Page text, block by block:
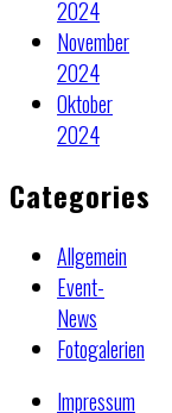
2024
November
2024
Oktober
2024
Categories
Allgemein
Event-
News
Fotogalerien
Impressum